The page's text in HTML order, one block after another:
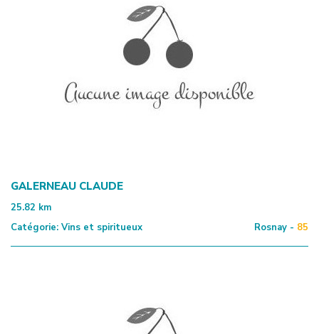
GALERNEAU CLAUDE
25.82 km
Catégorie: Vins et spiritueux Rosnay - 85